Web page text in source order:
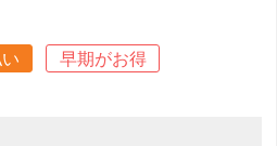
早期がお得